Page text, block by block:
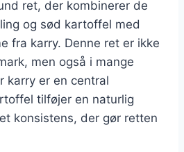
ret, der kombinerer de
og sød kartoffel med
fra karry. Denne ret er ikke
men også i mange
karry er en central
tilføjer en naturlig
konsistens, der gør retten